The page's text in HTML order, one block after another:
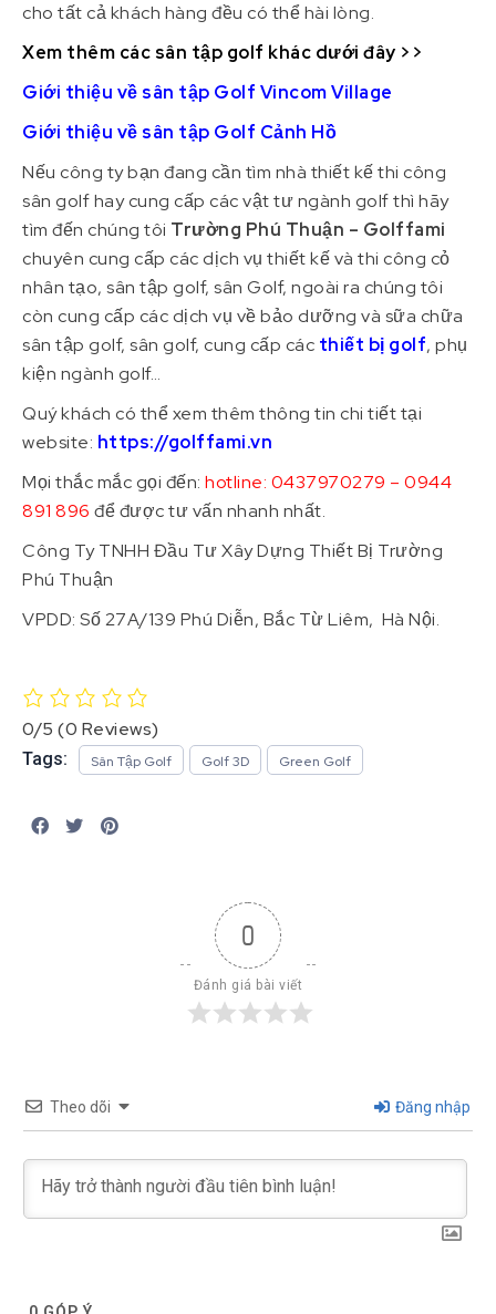
cho tất cả khách hàng đều có thể hài lòng.
Xem thêm các sân tập golf khác dưới đây >>
Giới thiệu về sân tập Golf Vincom Village
Giới thiệu về sân tập Golf Cảnh Hồ
Nếu công ty bạn đang cần tìm nhà thiết kế thi công
sân golf hay cung cấp các vật tư ngành golf thì hãy
tìm đến chúng tôi Trường Phú Thuận – Golffami
chuyên cung cấp các dịch vụ thiết kế và thi công cỏ
nhân tạo, sân tập golf, sân Golf, ngoài ra chúng tôi
còn cung cấp các dịch vụ về bảo dưỡng và sữa chữa
sân tập golf, sân golf, cung cấp các thiết bị golf, phụ
kiện ngành golf…
Quý khách có thể xem thêm thông tin chi tiết tại
website: https://golffami.vn
Mọi thắc mắc gọi đến: hotline: 0437970279 – 0944
891 896 để được tư vấn nhanh nhất.
Công Ty TNHH Đầu Tư Xây Dựng Thiết Bị Trường
Phú Thuận
VPDD: Số 27A/139 Phú Diễn, Bắc Từ Liêm, Hà Nội.
0/5 (0 Reviews)
Tags: Sân Tập Golf Golf 3D Green Golf
0
Đánh giá bài viết
Theo dõi Đăng nhập